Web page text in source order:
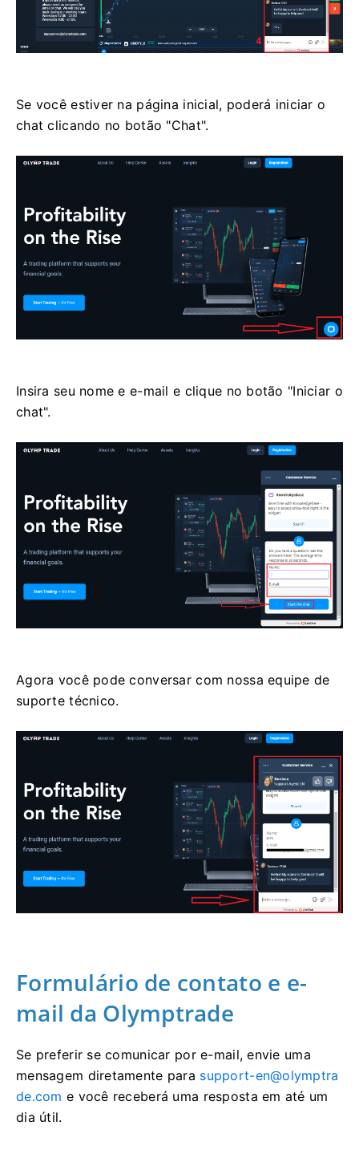
Se você estiver na página inicial, poderá iniciar o
chat clicando no botão "Chat".
Insira seu nome e e-mail e clique no botão "Iniciar o
chat".
Agora você pode conversar com nossa equipe de
suporte técnico.
Formulário de contato e e-
mail da Olymptrade
Se preferir se comunicar por e-mail, envie uma
mensagem diretamente para support-en@olymptra
de.com e você receberá uma resposta em até um
dia útil.